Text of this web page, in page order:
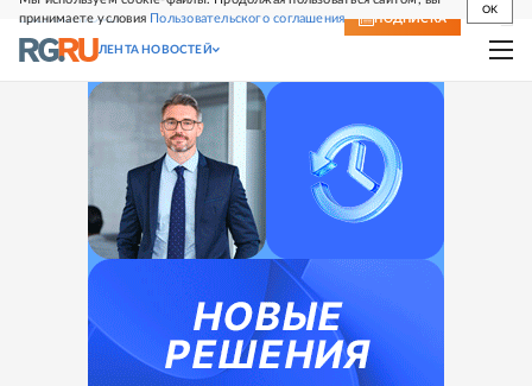
принимаете условия Пользовательского соглашения
OK
СВЕЖИЙ НОМЕР ПОДПИСКА
ЛЕНТА НОВОСТЕЙ